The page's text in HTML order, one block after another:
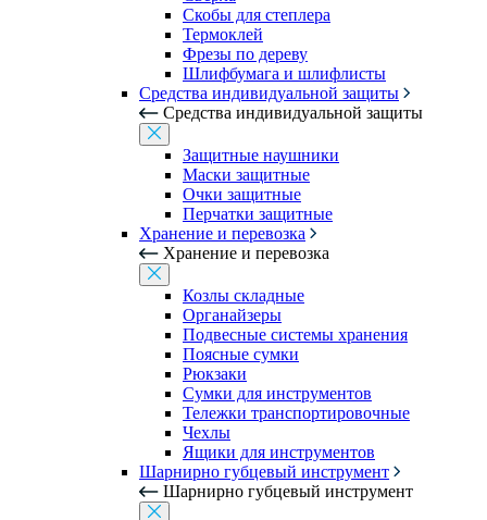
Скобы для степлера
Термоклей
Фрезы по дереву
Шлифбумага и шлифлисты
Средства индивидуальной защиты
Средства индивидуальной защиты
Защитные наушники
Маски защитные
Очки защитные
Перчатки защитные
Хранение и перевозка
Хранение и перевозка
Козлы складные
Органайзеры
Подвесные системы хранения
Поясные сумки
Рюкзаки
Сумки для инструментов
Тележки транспортировочные
Чехлы
Ящики для инструментов
Шарнирно губцевый инструмент
Шарнирно губцевый инструмент